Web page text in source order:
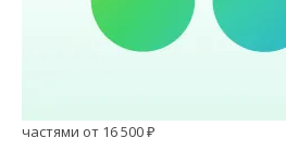
частями от 16 500 ₽